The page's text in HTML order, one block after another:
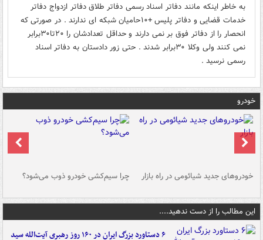
به خاطر اینکه مانند دفاتر اسناد رسمی دفاتر طلاق دفاتر ازدواج دفاتر
خدمات قضایی و دفاتر پلیس +۱۰حامیان شبکه ای ندارند . در صورتی که
انحصار را از دفاتر فوق بر نمی دارند و حداقل تعدادشان را ۲۰تا۳۰برابر
نمی کنند ولی وکلا ۳۰برابر شدند . حتی زور دادستان به دفاتر اسناد
رسمی نرسید .
خودرو
خودروهای جدید شیائومی در راه بازار چرا سیم‌کشی خودرو ذوب می‌شود؟
این مطالب را از دست ندهید....
۶ دستاورد بزرگ ایران در ۱۶۰ روز رهبری آیت‌الله سید